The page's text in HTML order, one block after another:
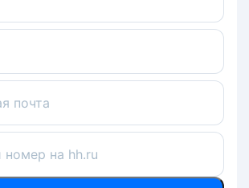
почта
номер на hh.ru